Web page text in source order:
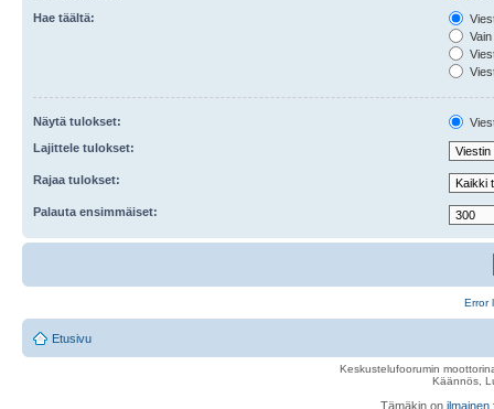
Hae täältä:
Näytä tulokset:
Lajittele tulokset:
Rajaa tulokset:
Palauta ensimmäiset:
Error
Etusivu
Keskustelufoorumin
Käännös,
Tämäkin on ilmainen